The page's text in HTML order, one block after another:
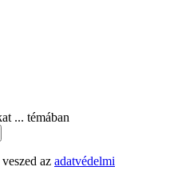
... témában
az adatvédelmi